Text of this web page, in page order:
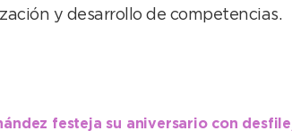
y desarrollo de competencias.